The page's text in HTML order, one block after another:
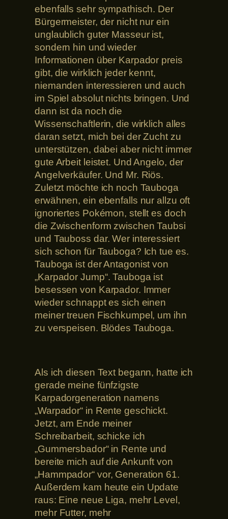
ebenfalls sehr sympathisch. Der
Bürgermeister, der nicht nur ein
unglaublich guter Masseur ist,
sondern hin und wieder
Informationen über Karpador preis
gibt, die wirklich jeder kennt,
niemanden interessieren und auch
im Spiel absolut nichts bringen. Und
dann ist da noch die
Wissenschaftlerin, die wirklich alles
daran setzt, mich bei der Zucht zu
unterstützen, dabei aber nicht immer
gute Arbeit leistet. Und Angelo, der
Angelverkäufer. Und Mr. Riös.
Zuletzt möchte ich noch Tauboga
erwähnen, ein ebenfalls nur allzu oft
ignoriertes Pokémon, stellt es doch
die Zwischenform zwischen Taubsi
und Tauboss dar. Wer interessiert
sich schon für Tauboga? Ich tue es.
Tauboga ist der Antagonist von
„Karpador Jump“. Tauboga ist
besessen von Karpador. Immer
wieder schnappt es sich einen
meiner treuen Fischkumpel, um ihn
zu verspeisen. Blödes Tauboga.
Als ich diesen Text begann, hatte ich
gerade meine fünfzigste
Karpadorgeneration namens
„Warpador“ in Rente geschickt.
Jetzt, am Ende meiner
Schreibarbeit, schicke ich
„Gummersbador“ in Rente und
bereite mich auf die Ankunft von
„Hammpador“ vor, Generation 61.
Außerdem kam heute ein Update
raus: Eine neue Liga, mehr Level,
mehr Futter, mehr